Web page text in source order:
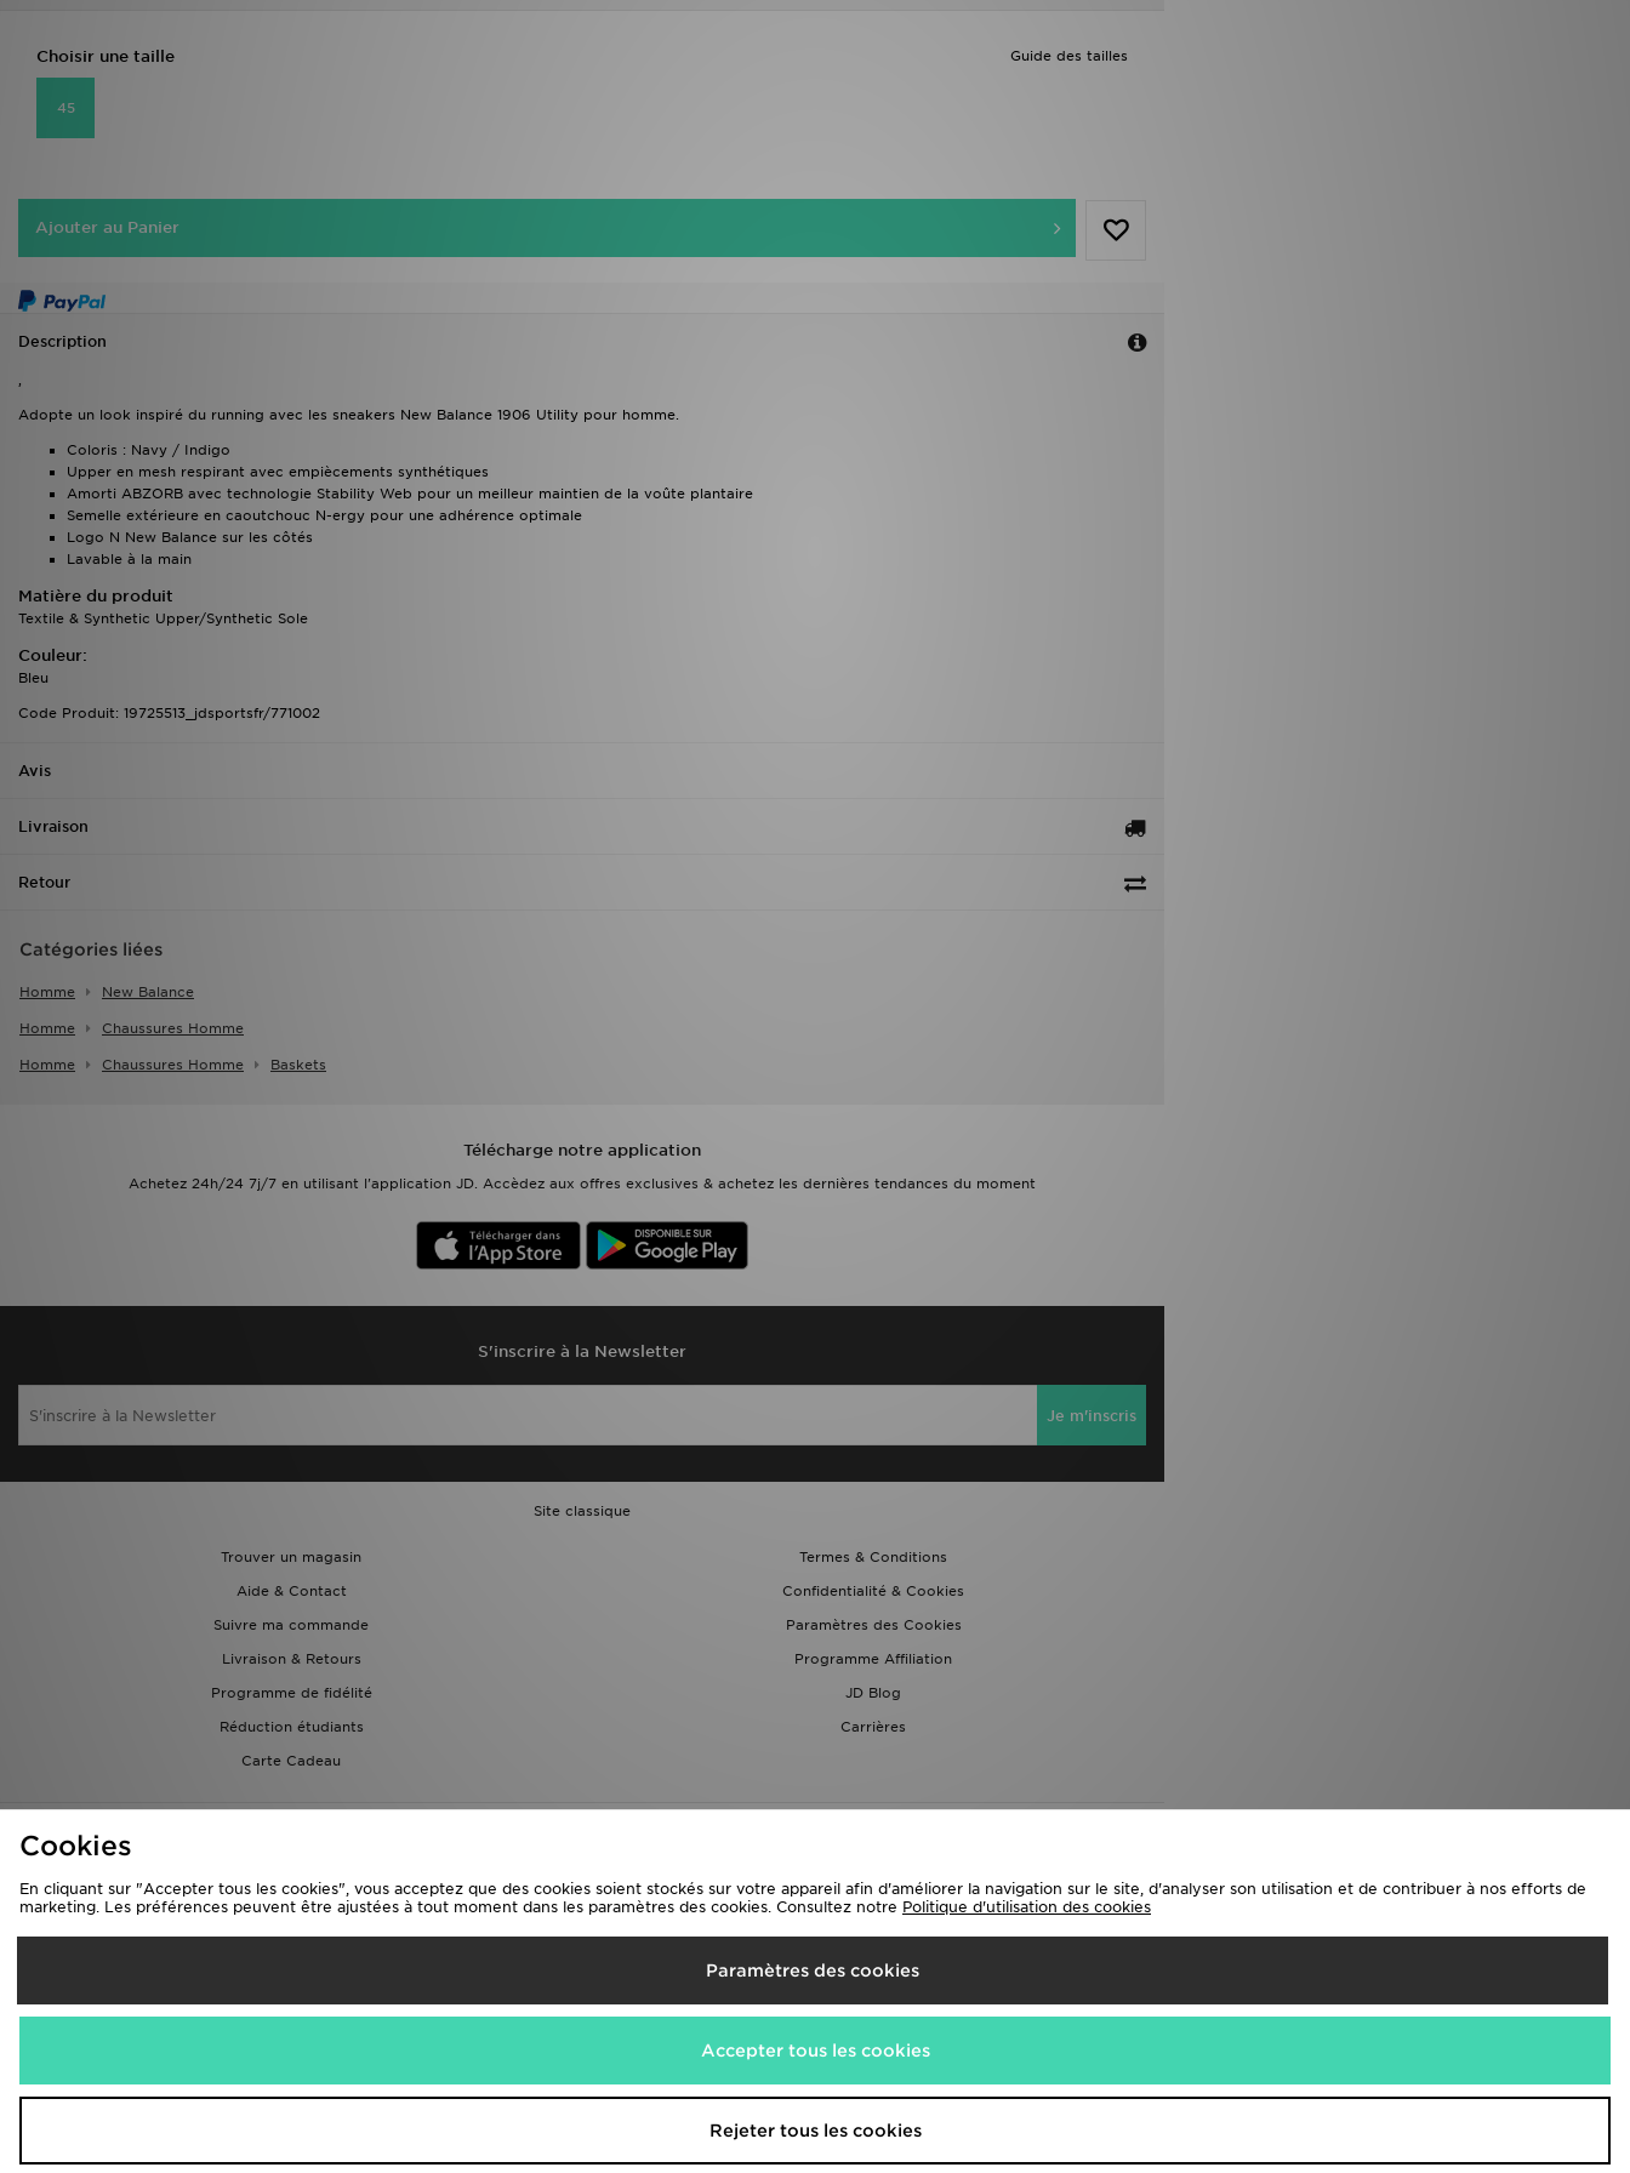
Guide des tailles
Choisir une taille
45
Ajouter au Panier
Description
,
Adopte un look inspiré du running avec les sneakers New Balance 1906 Utility pour homme.
Coloris : Navy / Indigo
Upper en mesh respirant avec empiècements synthétiques
Amorti ABZORB avec technologie Stability Web pour un meilleur maintien de la voûte plantaire
Semelle extérieure en caoutchouc N-ergy pour une adhérence optimale
Logo N New Balance sur les côtés
Lavable à la main
Matière du produit
Textile & Synthetic Upper/Synthetic Sole
Couleur:
Bleu
Code Produit: 19725513_jdsportsfr/771002
Avis
Livraison
Retour
Catégories liées
Homme New Balance
Homme Chaussures Homme
Homme Chaussures Homme Baskets
Télécharge notre application
Achetez 24h/24 7j/7 en utilisant l'application JD. Accèdez aux offres exclusives & achetez les dernières tendances du moment
S'inscrire à la Newsletter
Je m'inscris
Site classique
Trouver un magasin
Termes & Conditions
Aide & Contact
Confidentialité & Cookies
Suivre ma commande
Paramètres des Cookies
Livraison & Retours
Programme Affiliation
Programme de fidélité
JD Blog
Réduction étudiants
Carrières
Carte Cadeau
Livraison Vers
Nous acceptons les méthodes de paiement suivantes
www.jdplc.com
Cookies
En cliquant sur "Accepter tous les cookies", vous acceptez que des cookies soient stockés sur votre appareil afin d'améliorer la navigation sur le site, d'analyser son utilisation et de contribuer à nos efforts de
marketing. Les préférences peuvent être ajustées à tout moment dans les paramètres des cookies. Consultez notre Politique d'utilisation des cookies
Paramètres des cookies
Accepter tous les cookies
Rejeter tous les cookies